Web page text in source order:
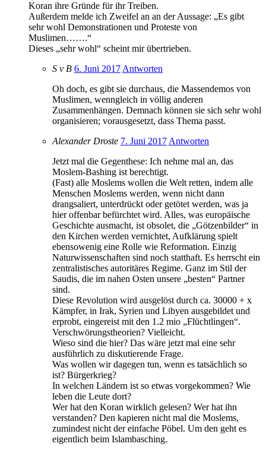
Koran ihre Gründe für ihr Treiben.
Außerdem melde ich Zweifel an an der Aussage: „Es gibt
sehr wohl Demonstrationen und Proteste von
Muslimen…….“
Dieses „sehr wohl“ scheint mir übertrieben.
S v B 6. Juni 2017 Antworten
Oh doch, es gibt sie durchaus, die Massendemos von
Muslimen, wenngleich in völlig anderen
Zusammenhängen. Demnach können sie sich sehr wohl
organisieren; vorausgesetzt, dass Thema passt.
Alexander Droste 7. Juni 2017 Antworten
Jetzt mal die Gegenthese: Ich nehme mal an, das
Moslem-Bashing ist berechtigt.
(Fast) alle Moslems wollen die Welt retten, indem alle
Menschen Moslems werden, wenn nicht dann
drangsaliert, unterdrückt oder getötet werden, was ja
hier offenbar befürchtet wird. Alles, was europäische
Geschichte ausmacht, ist obsolet, die „Götzenbilder“ in
den Kirchen werden vernichtet, Aufklärung spielt
ebensowenig eine Rolle wie Reformation. Einzig
Naturwissenschaften sind noch statthaft. Es herrscht ein
zentralistisches autoritäres Regime. Ganz im Stil der
Saudis, die im nahen Osten unsere „besten“ Partner
sind.
Diese Revolution wird ausgelöst durch ca. 30000 + x
Kämpfer, in Irak, Syrien und Libyen ausgebildet und
erprobt, eingereist mit den 1.2 mio „Flüchtlingen“.
Verschwörungstheorien? Vielleicht.
Wieso sind die hier? Das wäre jetzt mal eine sehr
ausführlich zu diskutierende Frage.
Was wollen wir dagegen tun, wenn es tatsächlich so
ist? Bürgerkrieg?
In welchen Ländern ist so etwas vorgekommen? Wie
leben die Leute dort?
Wer hat den Koran wirklich gelesen? Wer hat ihn
verstanden? Den kapieren nicht mal die Moslems,
zumindest nicht der einfache Pöbel. Um den geht es
eigentlich beim Islambasching.